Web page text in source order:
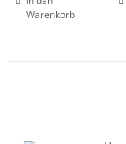
Warenkorb